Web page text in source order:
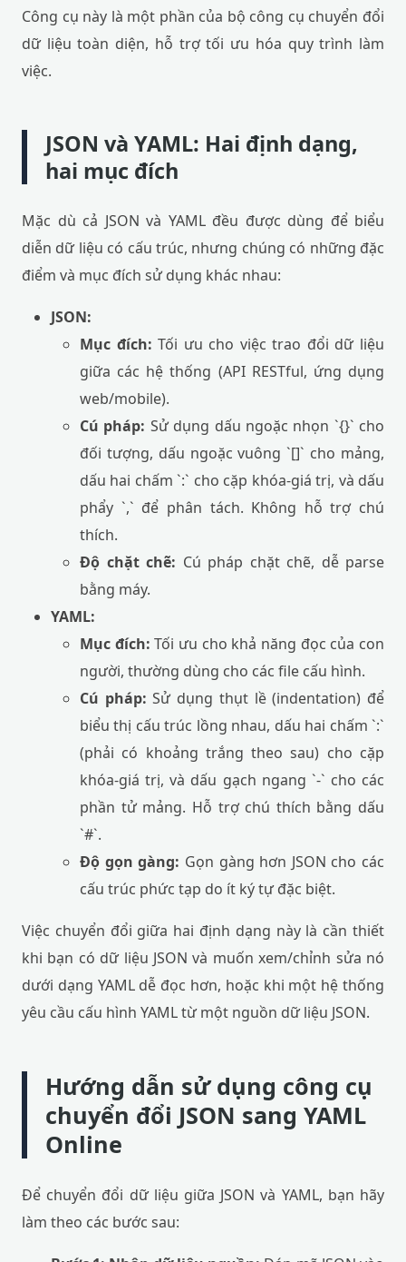
Công cụ này là một phần của bộ công cụ chuyển đổi
dữ liệu toàn diện, hỗ trợ tối ưu hóa quy trình làm
việc.
JSON và YAML: Hai định dạng,
hai mục đích
Mặc dù cả JSON và YAML đều được dùng để biểu
diễn dữ liệu có cấu trúc, nhưng chúng có những đặc
điểm và mục đích sử dụng khác nhau:
JSON:
Mục đích: Tối ưu cho việc trao đổi dữ liệu
giữa các hệ thống (API RESTful, ứng dụng
web/mobile).
Cú pháp: Sử dụng dấu ngoặc nhọn `{}` cho
đối tượng, dấu ngoặc vuông `[]` cho mảng,
dấu hai chấm `:` cho cặp khóa-giá trị, và dấu
phẩy `,` để phân tách. Không hỗ trợ chú
thích.
Độ chặt chẽ: Cú pháp chặt chẽ, dễ parse
bằng máy.
YAML:
Mục đích: Tối ưu cho khả năng đọc của con
người, thường dùng cho các file cấu hình.
Cú pháp: Sử dụng thụt lề (indentation) để
biểu thị cấu trúc lồng nhau, dấu hai chấm `:`
(phải có khoảng trắng theo sau) cho cặp
khóa-giá trị, và dấu gạch ngang `-` cho các
phần tử mảng. Hỗ trợ chú thích bằng dấu
`#`.
Độ gọn gàng: Gọn gàng hơn JSON cho các
cấu trúc phức tạp do ít ký tự đặc biệt.
Việc chuyển đổi giữa hai định dạng này là cần thiết
khi bạn có dữ liệu JSON và muốn xem/chỉnh sửa nó
dưới dạng YAML dễ đọc hơn, hoặc khi một hệ thống
yêu cầu cấu hình YAML từ một nguồn dữ liệu JSON.
Hướng dẫn sử dụng công cụ
chuyển đổi JSON sang YAML
Online
Để chuyển đổi dữ liệu giữa JSON và YAML, bạn hãy
làm theo các bước sau: